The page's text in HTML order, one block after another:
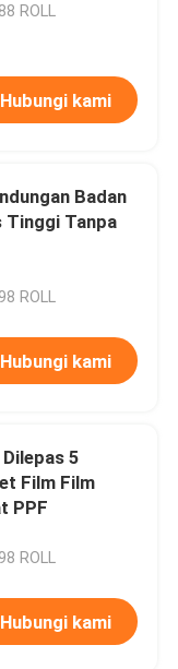
ROLL
Hubungi kami
Badan
Tinggi Tanpa
ROLL
Hubungi kami
5
Film Film
PPF
ROLL
Hubungi kami